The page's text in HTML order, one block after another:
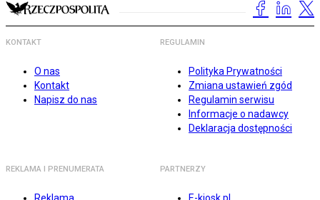
KONTAKT
O nas
Kontakt
Napisz do nas
REGULAMIN
Polityka Prywatności
Zmiana ustawień zgód
Regulamin serwisu
Informacje o nadawcy
Deklaracja dostępności
REKLAMA I PRENUMERATA PARTNERZY